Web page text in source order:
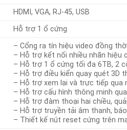
HDMI, VGA, RJ-45, USB
Hỗ trợ 1 ổ cứng
– Cổng ra tín hiệu video đồng
– Hỗ trợ kết nối nhiều nhãn hiệu
– Hỗ trợ 1 ổ cứng tối đa 6TB, 2
– Hỗ trợ điều kiển quay quét 3D
– Hỗ trợ xem lại và trực tiếp qua
– Hỗ trợ cấu hình thông minh
– Hỗ trợ đàm thoại hai chiều,
– Hỗ trợ truyền tải âm thanh,
– Thiết kế nút reset cứng trên